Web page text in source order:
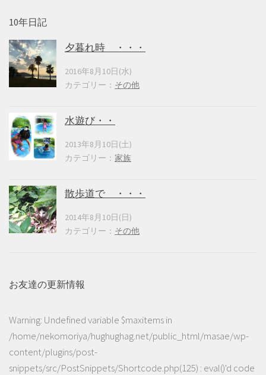
10年日記
夕暮れ時 ・・・
2016年8月10日(水)
カテゴリー： その他
水遊び・・
2013年8月10日(土)
カテゴリー： 家族
散歩道で ・・・
2014年8月10日(日)
カテゴリー： その他
お友達の更新情報
Warning: Undefined variable $maxitems in
/home/nekomoriya/hughughag.net/public_html/masae/wp-
content/plugins/post-
snippets/src/PostSnippets/Shortcode.php(125) : eval()'d code